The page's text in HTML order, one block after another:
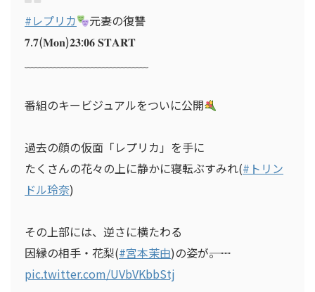
#レプリカ
元妻の復讐
𝟕.𝟕(𝐌𝐨𝐧)𝟐𝟑:𝟎𝟔 𝐒𝐓𝐀𝐑𝐓
﹏﹏﹏﹏﹏﹏﹏﹏﹏﹏﹏
番組のキービジュアルをついに公開
過去の顔の仮面「レプリカ」を手に
たくさんの花々の上に静かに寝転ぶすみれ(#トリン
ドル玲奈)
その上部には、逆さに横たわる
因縁の相手・花梨(#宮本茉由)の姿が――。…
pic.twitter.com/UVbVKbbStj